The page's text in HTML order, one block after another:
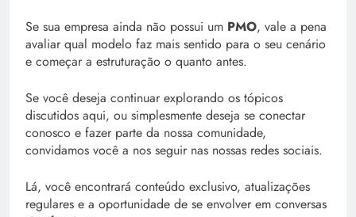
Se sua empresa ainda não possui um PMO, vale a pena
avaliar qual modelo faz mais sentido para o seu cenário
e começar a estruturação o quanto antes.
Se você deseja continuar explorando os tópicos
discutidos aqui, ou simplesmente deseja se conectar
conosco e fazer parte da nossa comunidade,
convidamos você a nos seguir nas nossas redes sociais.
Lá, você encontrará conteúdo exclusivo, atualizações
regulares e a oportunidade de se envolver em conversas